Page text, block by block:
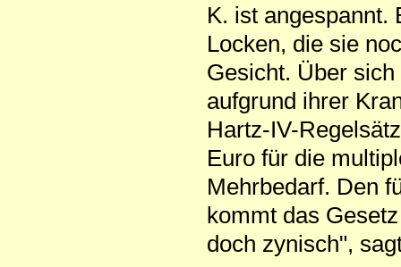
K. ist angespannt.
Locken, die sie
Gesicht. Über
aufgrund ihrer
Hartz-IV-
Euro für die
Mehrbedarf. Den
kommt das
doch zynisch",